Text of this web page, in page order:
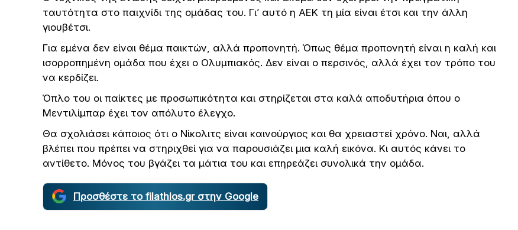
ταυτότητα στο παιχνίδι της ομάδας του. Γι’ αυτό η ΑΕΚ τη μία είναι έτσι και την άλλη
γιουβέτσι.
Για εμένα δεν είναι θέμα παικτών, αλλά προπονητή. Όπως θέμα προπονητή είναι η καλή και
ισορροπημένη ομάδα που έχει ο Ολυμπιακός. Δεν είναι ο περσινός, αλλά έχει τον τρόπο του
να κερδίζει.
Όπλο του οι παίκτες με προσωπικότητα και στηρίζεται στα καλά αποδυτήρια όπου ο
Μεντιλίμπαρ έχει τον απόλυτο έλεγχο.
Θα σχολιάσει κάποιος ότι ο Νίκολιτς είναι καινούργιος και θα χρειαστεί χρόνο. Ναι, αλλά
βλέπει που πρέπει να στηριχθεί για να παρουσιάζει μια καλή εικόνα. Κι αυτός κάνει το
αντίθετο. Μόνος του βγάζει τα μάτια του και επηρεάζει συνολικά την ομάδα.
Προσθέστε το filathlos.gr στην Google